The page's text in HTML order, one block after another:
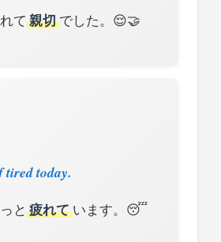
て 親切でした。😌🤝
tired today.
と 疲れています。😴